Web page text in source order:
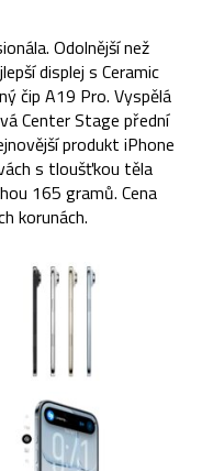
Odolnější než
displej s Ceramic
čip A19 Pro. Vyspělá
Center Stage přední
produkt iPhone
s tloušťkou těla
165 gramů. Cena
korunách.